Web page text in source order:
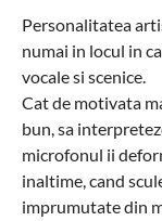
Personalitatea
numai in locul in
vocale si scenice.
Cat de motivata
bun, sa
microfonul ii
inaltime, cand
imprumutate din